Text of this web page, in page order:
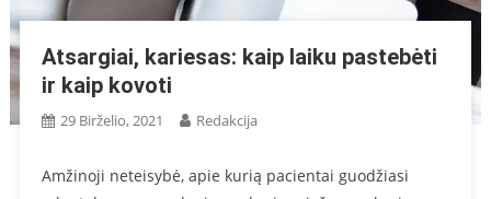
Atsargiai, kariesas: kaip laiku pastebėti
ir kaip kovoti
29 Birželio, 2021 Redakcija
Amžinoji neteisybė, apie kurią pacientai guodžiasi